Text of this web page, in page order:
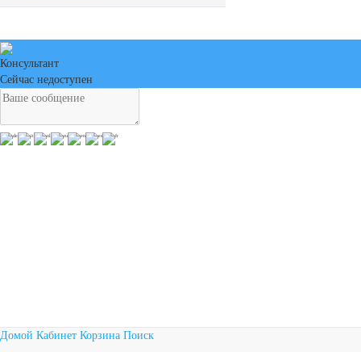
Консультант
Сейчас недоступен
Домой Кабинет Корзина Поиск